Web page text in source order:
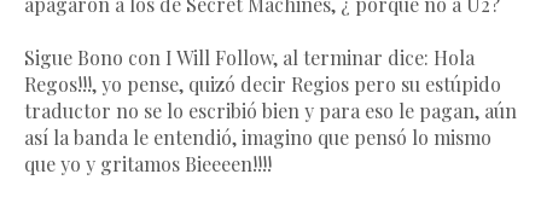
Sigue Bono con I Will Follow, al terminar dice: Hola
Regos!!!, yo pense, quizó decir Regios pero su estúpido
traductor no se lo escribió bien y para eso le pagan, aún
así la banda le entendió, imagino que pensó lo mismo
que yo y gritamos Bieeeen!!!!